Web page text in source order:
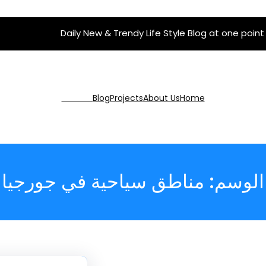
Daily New & Trendy Life Style Blog at one point
Home
About Us
Projects
Blog
الوسم: مناطق سياحية في جورجيا